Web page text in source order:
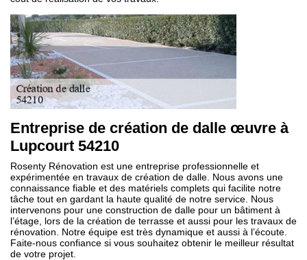
Entreprise de création de dalle œuvre à
Lupcourt 54210
Rosenty Rénovation est une entreprise professionnelle et
expérimentée en travaux de création de dalle. Nous avons une
connaissance fiable et des matériels complets qui facilite notre
tâche tout en gardant la haute qualité de notre service. Nous
intervenons pour une construction de dalle pour un bâtiment à
l’étage, lors de la création de terrasse et aussi pour les travaux de
rénovation. Notre équipe est très dynamique et aussi à l’écoute.
Faite-nous confiance si vous souhaitez obtenir le meilleur résultat
de votre projet.